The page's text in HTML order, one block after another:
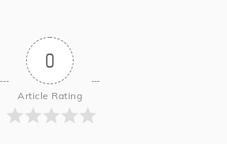
0
Article Rating